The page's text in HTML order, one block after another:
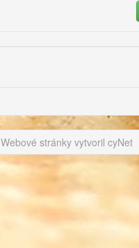
Webové stránky vytvoril cyNet